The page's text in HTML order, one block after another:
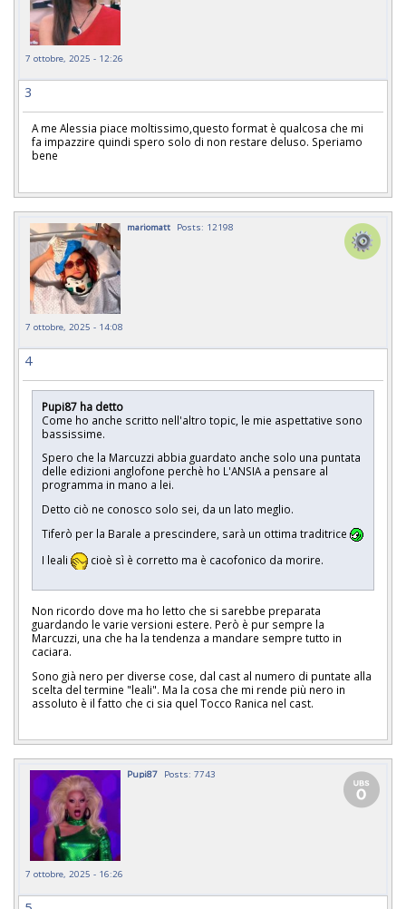
7 ottobre, 2025 - 12:26
3
A me Alessia piace moltissimo,questo format è qualcosa che mi
fa impazzire quindi spero solo di non restare deluso. Speriamo
bene
mariomatt Posts: 12198
7 ottobre, 2025 - 14:08
4
Pupi87 ha detto
Come ho anche scritto nell'altro topic, le mie aspettative sono
bassissime.
Spero che la Marcuzzi abbia guardato anche solo una puntata
delle edizioni anglofone perchè ho L'ANSIA a pensare al
programma in mano a lei.
Detto ciò ne conosco solo sei, da un lato meglio.
Tiferò per la Barale a prescindere, sarà un ottima traditrice
I leali
cioè sì è corretto ma è cacofonico da morire.
Non ricordo dove ma ho letto che si sarebbe preparata
guardando le varie versioni estere. Però è pur sempre la
Marcuzzi, una che ha la tendenza a mandare sempre tutto in
caciara.
Sono già nero per diverse cose, dal cast al numero di puntate alla
scelta del termine "leali". Ma la cosa che mi rende più nero in
assoluto è il fatto che ci sia quel Tocco Ranica nel cast.
Pupi87 Posts: 7743
7 ottobre, 2025 - 16:26